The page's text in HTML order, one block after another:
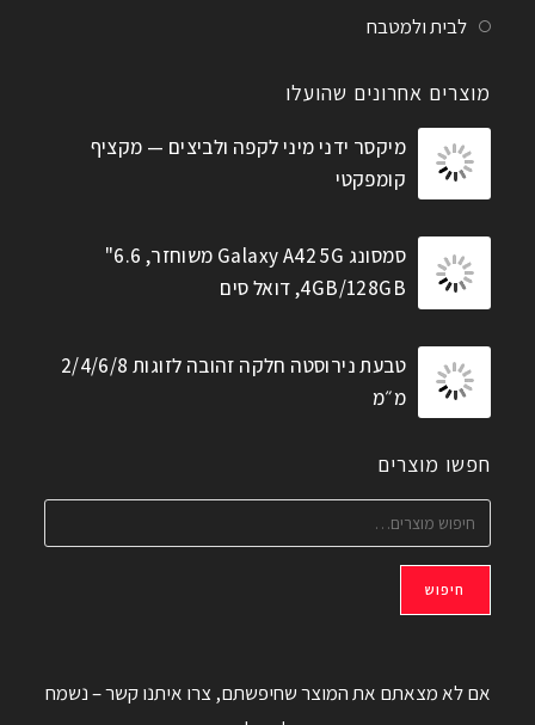
לבית ולמטבח
מוצרים אחרונים שהועלו
מיקסר ידני מיני לקפה ולביצים — מקציף
קומפקטי
סמסונג Galaxy A42 5G משוחזר, 6.6"
4GB/128GB, דואל סים
טבעת נירוסטה חלקה זהובה לזוגות 2/4/6/8
מ״מ
חפשו מוצרים
חיפוש
אם לא מצאתם את המוצר שחיפשתם, צרו איתנו קשר – נשמח